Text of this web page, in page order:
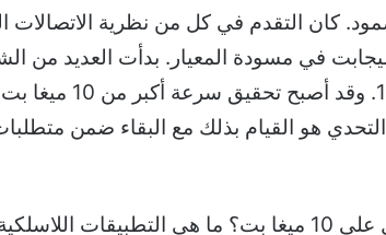
كان التقدم في كل من نظرية الاتصالات
الأعلى قد تكون ممكنة بما يتجاوز الحد الأقصى البالغ 2 ميجابت في
سرعات أعلى حتى قبل
هو القيام بذلك مع البقاء ضمن
الأسرع هو الأفضل دائمًا ، بالطبع ، ولكن ما الذي دفع الدفع للحصول على 10